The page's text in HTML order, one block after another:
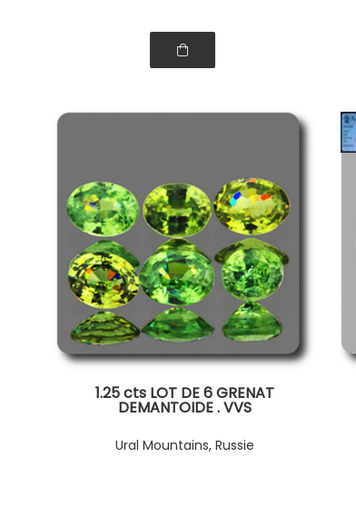
1.25 cts LOT DE 6 GRENAT
DEMANTOIDE . VVS
Ural Mountains, Russie